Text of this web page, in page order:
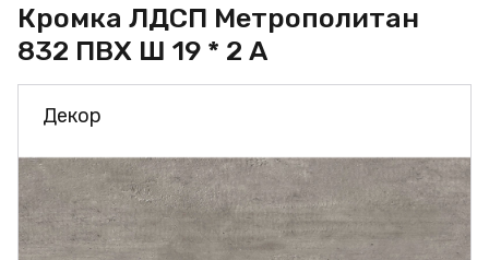
Кромка ЛДСП Метрополитан
832 ПВХ Ш 19 * 2 А
Декор